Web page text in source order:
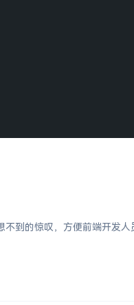
到的惊叹，方便前端开发